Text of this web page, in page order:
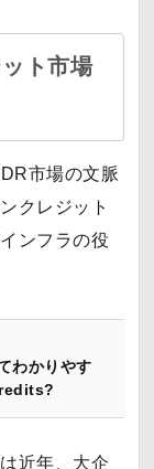
ト市場
市場の文脈
クレジット
ンフラの役
わかりやす
近年、大企